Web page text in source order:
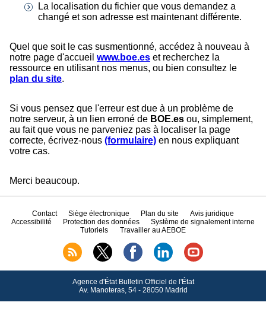
La localisation du fichier que vous demandez a
changé et son adresse est maintenant différente.
Quel que soit le cas susmentionné, accédez à nouveau à
notre page d'accueil www.boe.es et recherchez la
ressource en utilisant nos menus, ou bien consultez le
plan du site.
Si vous pensez que l'erreur est due à un problème de
notre serveur, à un lien erroné de BOE.es ou, simplement,
au fait que vous ne parveniez pas à localiser la page
correcte, écrivez-nous (formulaire) en nous expliquant
votre cas.
Merci beaucoup.
Contact Siège électronique Plan du site
Avis juridique
Accessibilité
Protection des données
Système de signalement interne
Tutoriels
Travailler au AEBOE
Agence d'État Bulletin Officiel de l'État
Av.Manoteras, 54 - 28050 Madrid